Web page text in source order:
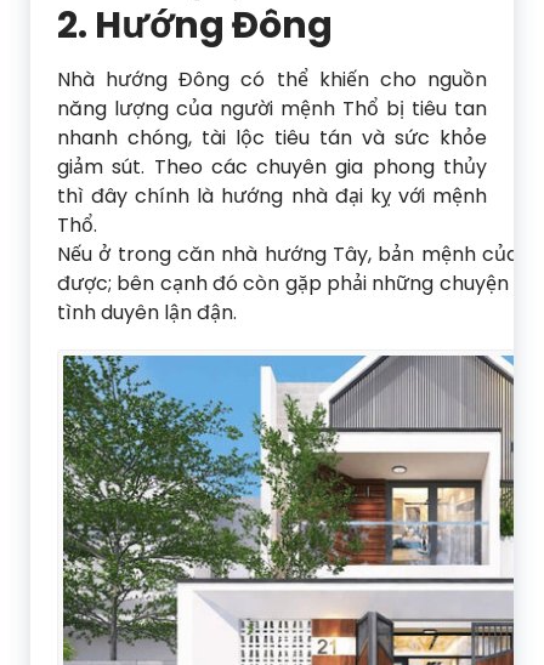
2. Hướng Đông
Nhà hướng Đông có thể khiến cho nguồn
năng lượng của người mệnh Thổ bị tiêu tan
nhanh chóng, tài lộc tiêu tán và sức khỏe
giảm sút. Theo các chuyên gia phong thủy
thì đây chính là hướng nhà đại kỵ với mệnh
Thổ.
Nếu ở trong căn nhà hướng Tây, bản mệnh của
được; bên cạnh đó còn gặp phải những chuyện
tình duyên lận đận.